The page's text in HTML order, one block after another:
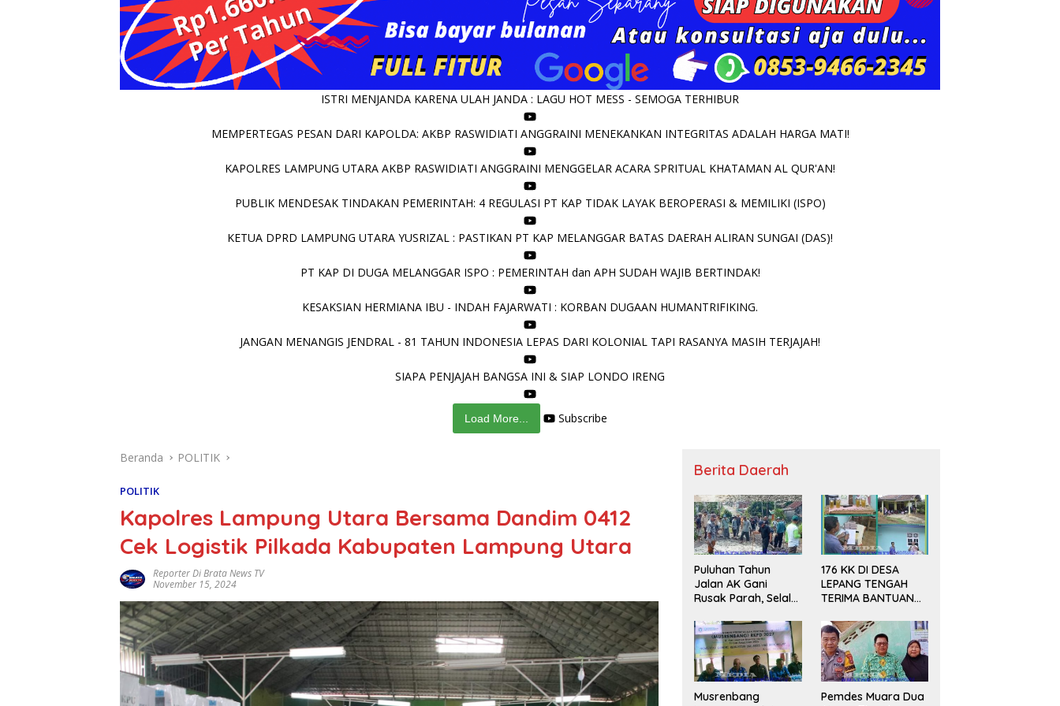
ISTRI MENJANDA KARENA ULAH JANDA : LAGU HOT MESS - SEMOGA TERHIBUR
MEMPERTEGAS PESAN DARI KAPOLDA: AKBP RASWIDIATI ANGGRAINI MENEKANKAN INTEGRITAS ADALAH HARGA MATI!
KAPOLRES LAMPUNG UTARA AKBP RASWIDIATI ANGGRAINI MENGGELAR ACARA SPRITUAL KHATAMAN AL QUR'AN!
PUBLIK MENDESAK TINDAKAN PEMERINTAH: 4 REGULASI PT KAP TIDAK LAYAK BEROPERASI & MEMILIKI (ISPO)
KETUA DPRD LAMPUNG UTARA YUSRIZAL : PASTIKAN PT KAP MELANGGAR BATAS DAERAH ALIRAN SUNGAI (DAS)!
PT KAP DI DUGA MELANGGAR ISPO : PEMERINTAH dan APH SUDAH WAJIB BERTINDAK!
KESAKSIAN HERMIANA IBU - INDAH FAJARWATI : KORBAN DUGAAN HUMANTRIFIKING.
JANGAN MENANGIS JENDRAL - 81 TAHUN INDONESIA LEPAS DARI KOLONIAL TAPI RASANYA MASIH TERJAJAH!
SIAPA PENJAJAH BANGSA INI & SIAP LONDO IRENG
Load More... Subscribe
Beranda POLITIK
POLITIK
Kapolres Lampung Utara Bersama Dandim 0412
Cek Logistik Pilkada Kabupaten Lampung Utara
Reporter Di Brata News TV
November 15, 2024
Berita Daerah
Puluhan Tahun
Jalan AK Gani
Rusak Parah, Selalu
Politik
176 KK DI DESA
LEPANG TENGAH
TERIMA BANTUAN
GORENG UNTUK
DUA BULAN
Musrenbang
Pemdes Muara Dua